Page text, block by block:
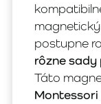
postupne
rôzne sady
Táto
Montessori